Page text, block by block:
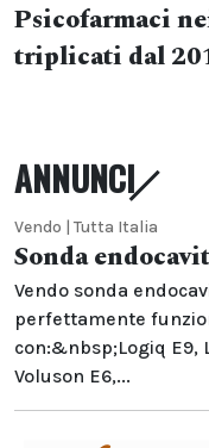
Psicofarmaci
triplicati dal
ANNUNCI
Vendo | Tutta Italia
Sonda
Vendo sonda
perfettamente
con:&nbsp;Logiq E9,
Voluson E6,...